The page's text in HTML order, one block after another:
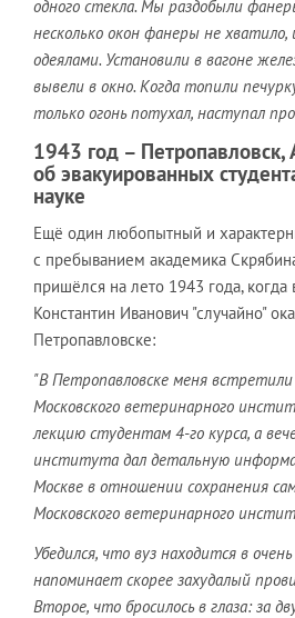
одного стекла. Мы раздобыли
несколько окон фанеры не хватило,
одеялами. Установили в вагоне
вывели в окно. Когда топили
только огонь потухал, наступал
1943 год – Петропавловск,
об эвакуированных
науке
Ещё один любопытный и
с пребыванием академика
пришёлся на лето 1943 года, когда
Константин Иванович "случайно"
Петропавловске:
"В Петропавловске меня
Московского ветеринарного
лекцию студентам 4-го курса, а
института дал детальную
Москве в отношении сохранения
Московского ветеринарного
Убедился, что вуз находится в
напоминает скорее захудалый
Второе, что бросилось в глаза: за